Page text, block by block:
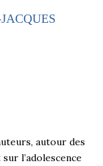
autour des
l’adolescence